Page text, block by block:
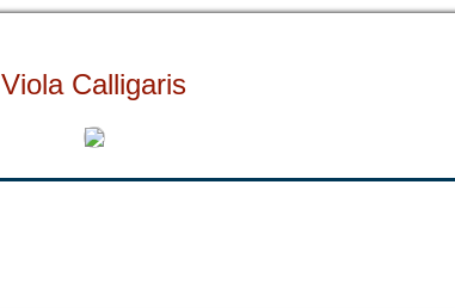
Viola Calligaris